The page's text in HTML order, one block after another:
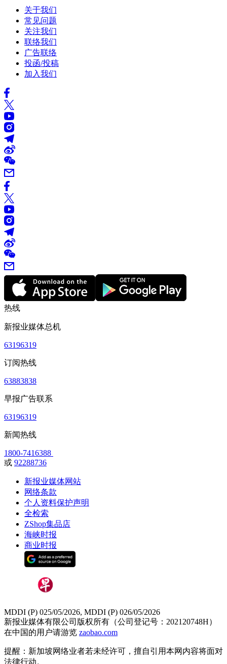
关于我们
常见问题
关注我们
联络我们
广告联络
投函/投稿
加入我们
热线
新报业媒体总机
63196319
订阅热线
63883838
早报广告联系
63196319
新闻热线
1800-7416388
或 92288736
新报业媒体网站
网络条款
个人资料保护声明
全检索
ZShop集品店
海峡时报
商业时报
MDDI (P) 025/05/2026, MDDI (P) 026/05/2026
新报业媒体有限公司版权所有（公司登记号：202120748H）
在中国的用户请游览 zaobao.com
提醒：新加坡网络业者若未经许可，擅自引用本网内容将面对
法律行动。